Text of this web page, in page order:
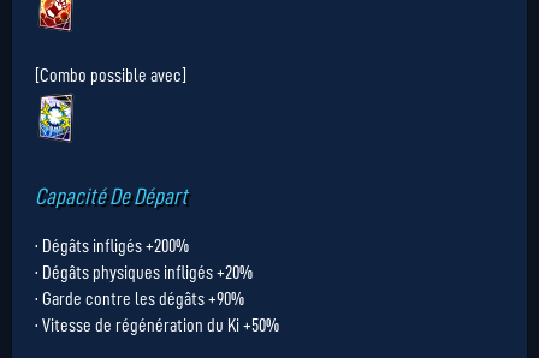
[Combo possible avec]
Capacité De Départ
· Dégâts infligés +200%
· Dégâts physiques infligés +20%
· Garde contre les dégâts +90%
· Vitesse de régénération du Ki +50%